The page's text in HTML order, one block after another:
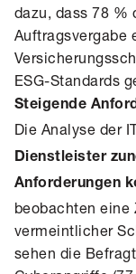
dazu, dass 78 %
Auftragsvergabe
ESG-Standards
Steigende
Die Analyse der
Dienstleister
Anforderungen
beobachten eine
vermeintlicher
sehen die